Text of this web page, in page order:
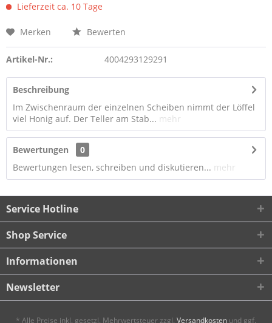
Lieferzeit ca. 10 Tage
Merken Bewerten
Artikel-Nr.: 4004293129291
Beschreibung
Im Zwischenraum der einzelnen Scheiben nimmt der Löffel
viel Honig auf. Der Teller am Stab... mehr
Bewertungen
0
Bewertungen lesen, schreiben und diskutieren... mehr
Service Hotline
Shop Service
Informationen
Newsletter
* Alle Preise inkl. gesetzl. Mehrwertsteuer zzgl. Versandkosten und ggf.